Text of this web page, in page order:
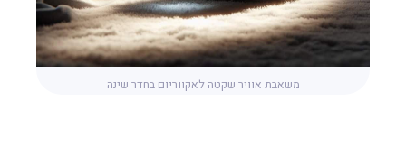
משאבת אוויר שקטה לאקווריום בחדר שינה